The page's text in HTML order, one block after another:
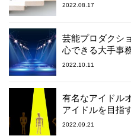
2022.08.17
芸能プロダクシ
心できる大手事
2022.10.11
有名なアイドル
アイドルを目指
2022.09.21